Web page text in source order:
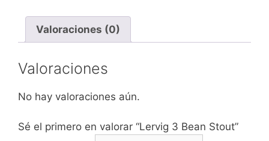
Valoraciones (0)
Valoraciones
No hay valoraciones aún.
Sé el primero en valorar “Lervig 3 Bean Stout”